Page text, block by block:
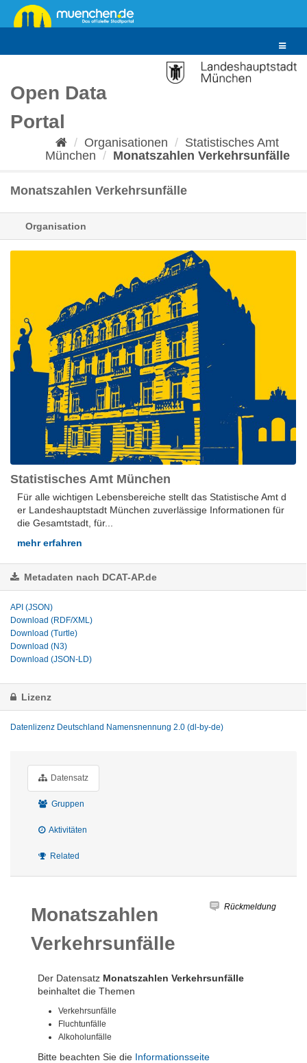
Überspringen
zum
Toggle
Open Data
Portal
Organisationen
Statistisches Amt
München
Monatszahlen Verkehrsunfälle
Monatszahlen Verkehrsunfälle
Organisation
Statistisches Amt München
Für alle wich­ti­gen Le­bens­be­rei­che stellt das Sta­tis­ti­sche Amt d
er Lan­des­hauptstadt Mün­chen zu­ver­läs­si­ge In­for­ma­tio­nen für
die Ge­samt­stadt, für...
mehr erfahren
Metadaten nach DCAT-AP.de
API (JSON)
Download (RDF/XML)
Download (Turtle)
Download (N3)
Download (JSON-LD)
Lizenz
Datenlizenz Deutschland Namensnennung 2.0 (dl-by-de)
Datensatz
Gruppen
Aktivitäten
Related
Rückmeldung
Monatszahlen
Verkehrsunfälle
Der Datensatz Monatszahlen Verkehrsunfälle
beinhaltet die Themen
Verkehrsunfälle
Fluchtunfälle
Alkoholunfälle
Bitte beachten Sie die Informationsseite